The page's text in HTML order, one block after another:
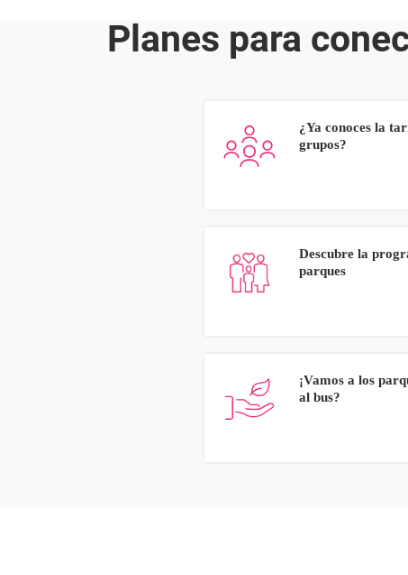
Planes para
¿Ya conoces la
grupos?
Descubre la
parques
¡Vamos a los
al bus?